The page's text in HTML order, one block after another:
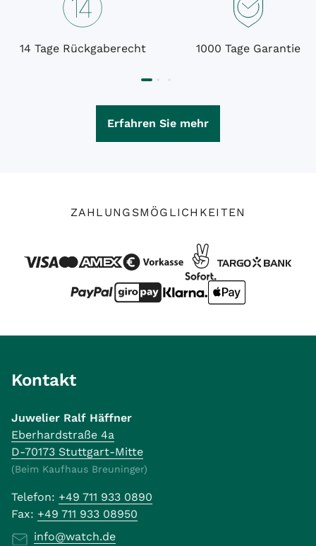
14 Tage Rückgaberecht 1000 Tage Garantie
Erfahren Sie mehr
ZAHLUNGSMÖGLICHKEITEN
Kontakt
Juwelier Ralf Häffner
Eberhardstraße 4a
D-70173 Stuttgart-Mitte
(Beim Kaufhaus Breuninger)
Telefon: +49 711 933 0890
Fax: +49 711 933 08950
info@watch.de